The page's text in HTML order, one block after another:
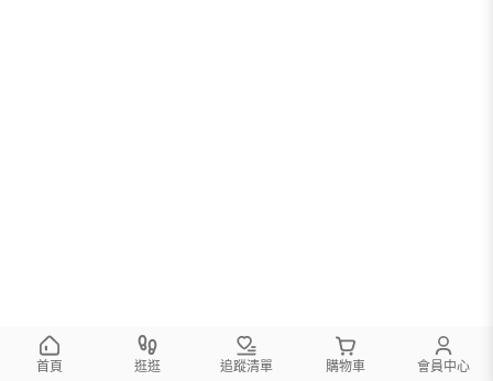
首頁 逛逛 追蹤清單 購物車 會員中心